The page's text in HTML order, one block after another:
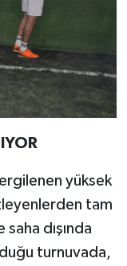
yüksek
tam
dışında
turnuvada,